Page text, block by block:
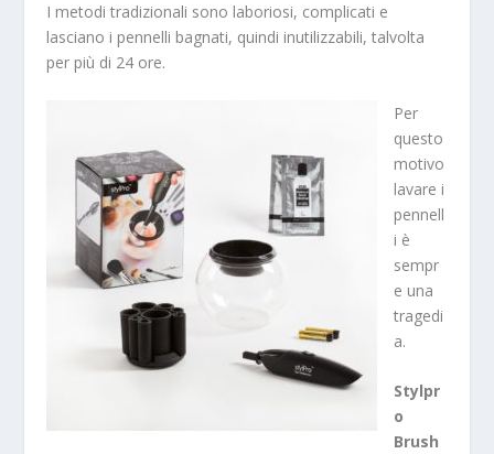
I metodi tradizionali sono laboriosi, complicati e
lasciano i pennelli bagnati, quindi inutilizzabili, talvolta
per più di 24 ore.
Per
questo
motivo
lavare i
pennell
i è
sempr
e una
tragedi
a.
Stylpr
o
Brush